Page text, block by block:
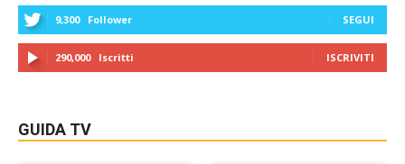
9,300 Follower SEGUI
290,000 Iscritti ISCRIVITI
GUIDA TV